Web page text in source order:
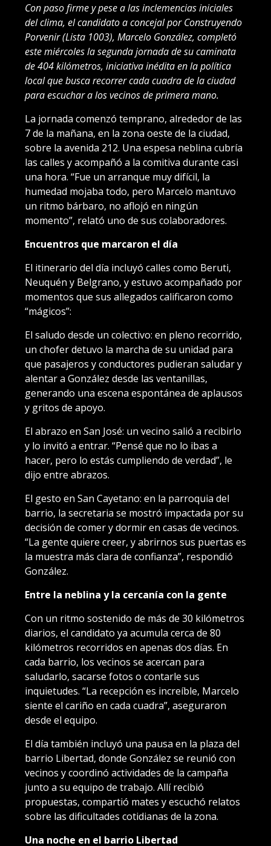
Con paso firme y pese a las inclemencias iniciales
del clima, el candidato a concejal por Construyendo
Porvenir (Lista 1003), Marcelo González, completó
este miércoles la segunda jornada de su caminata
de 404 kilómetros, iniciativa inédita en la política
local que busca recorrer cada cuadra de la ciudad
para escuchar a los vecinos de primera mano.
La jornada comenzó temprano, alrededor de las
7 de la mañana, en la zona oeste de la ciudad,
sobre la avenida 212. Una espesa neblina cubría
las calles y acompañó a la comitiva durante casi
una hora. “Fue un arranque muy difícil, la
humedad mojaba todo, pero Marcelo mantuvo
un ritmo bárbaro, no aflojó en ningún
momento”, relató uno de sus colaboradores.
Encuentros que marcaron el día
El itinerario del día incluyó calles como Beruti,
Neuquén y Belgrano, y estuvo acompañado por
momentos que sus allegados calificaron como
“mágicos”:
El saludo desde un colectivo: en pleno recorrido,
un chofer detuvo la marcha de su unidad para
que pasajeros y conductores pudieran saludar y
alentar a González desde las ventanillas,
generando una escena espontánea de aplausos
y gritos de apoyo.
El abrazo en San José: un vecino salió a recibirlo
y lo invitó a entrar. “Pensé que no lo ibas a
hacer, pero lo estás cumpliendo de verdad”, le
dijo entre abrazos.
El gesto en San Cayetano: en la parroquia del
barrio, la secretaria se mostró impactada por su
decisión de comer y dormir en casas de vecinos.
“La gente quiere creer, y abrirnos sus puertas es
la muestra más clara de confianza”, respondió
González.
Entre la neblina y la cercanía con la gente
Con un ritmo sostenido de más de 30 kilómetros
diarios, el candidato ya acumula cerca de 80
kilómetros recorridos en apenas dos días. En
cada barrio, los vecinos se acercan para
saludarlo, sacarse fotos o contarle sus
inquietudes. “La recepción es increíble, Marcelo
siente el cariño en cada cuadra”, aseguraron
desde el equipo.
El día también incluyó una pausa en la plaza del
barrio Libertad, donde González se reunió con
vecinos y coordinó actividades de la campaña
junto a su equipo de trabajo. Allí recibió
propuestas, compartió mates y escuchó relatos
sobre las dificultades cotidianas de la zona.
Una noche en el barrio Libertad